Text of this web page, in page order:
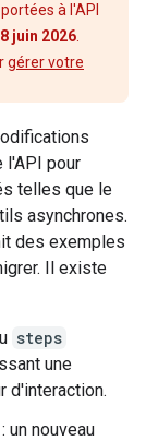
à l'API
8 juin 2026
gérer votre
l'API pour
telles que le
asynchrones.
des exemples
Il existe
steps
une
d'interaction.
: un nouveau